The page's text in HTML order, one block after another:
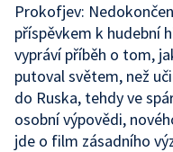
Prokofjev:
příspěvkem k hudební
vypráví příběh o tom,
putoval světem, než
do Ruska, tehdy ve
osobní výpovědi,
jde o film zásadního